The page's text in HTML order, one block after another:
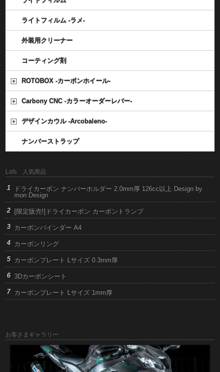
ライトフィルム -ラメ-
外装用クリーナー
コーティング剤
ROTOBOX -カーボンホイール-
Carbony CNC -カラーオーダーレバー-
デザインカウル -Arcobaleno-
ナンバーストラップ
Lafs 人気商品
ドライカーボン ナンバーホルダー 2.0mm厚 126cc以上 Design by
mon Design
[限定販売!]ドライカーボン カーボントランプ
カーボンバインダー A4
カーボンリング
カーボンプレート Lサイズ 0.3mm厚
3Dカーボンシート
カーボンプレート Lサイズ 1mm厚
お客さまギャラリー